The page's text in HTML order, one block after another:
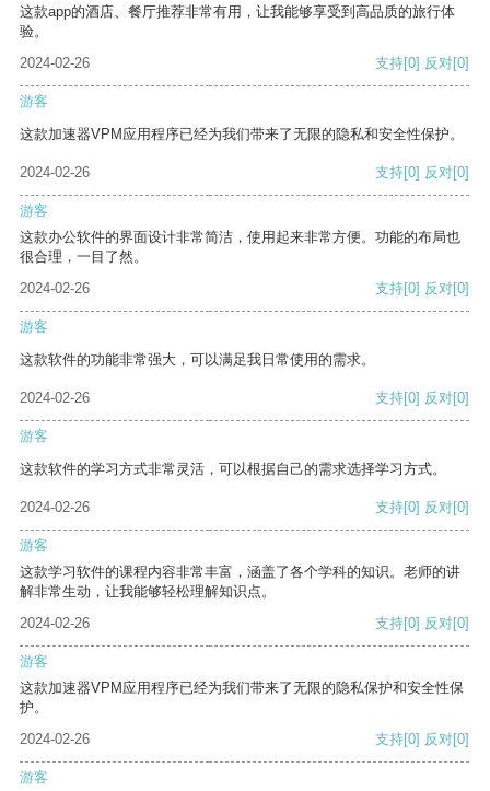
这款app的酒店、餐厅推荐非常有用，让我能够享受到高品质的旅行体
验。
2024-02-26
支持[0] 反对[0]
游客
这款加速器VPM应用程序已经为我们带来了无限的隐私和安全性保护。
2024-02-26 支持[0] 反对[0]
游客
这款办公软件的界面设计非常简洁，使用起来非常方便。功能的布局也
很合理，一目了然。
2024-02-26
支持[0] 反对[0]
游客
这款软件的功能非常强大，可以满足我日常使用的需求。
2024-02-26 支持[0] 反对[0]
游客
这款软件的学习方式非常灵活，可以根据自己的需求选择学习方式。
2024-02-26 支持[0] 反对[0]
游客
这款学习软件的课程内容非常丰富，涵盖了各个学科的知识。老师的讲
解非常生动，让我能够轻松理解知识点。
2024-02-26
支持[0] 反对[0]
游客
这款加速器VPM应用程序已经为我们带来了无限的隐私保护和安全性保
护。
2024-02-26
支持[0] 反对[0]
游客